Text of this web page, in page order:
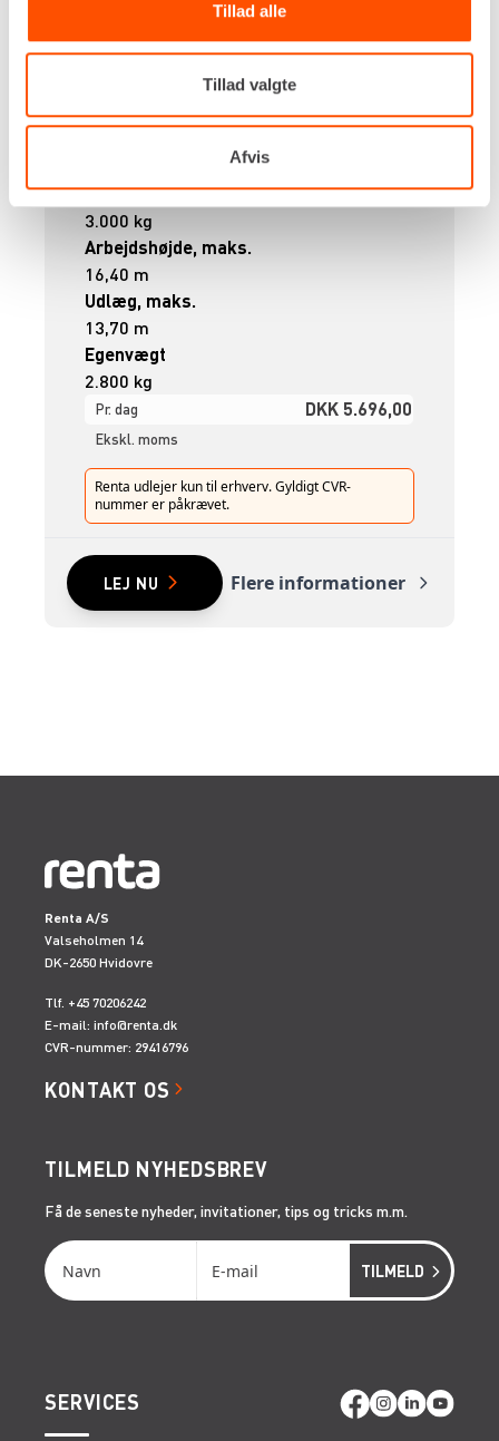
Tillad alle
Tillad valgte
Afvis
Kapacitet
3.000 kg
Arbejdshøjde, maks.
16,40 m
Udlæg, maks.
13,70 m
Egenvægt
2.800 kg
Pr. dag DKK 5.696,00
Ekskl. moms
Renta udlejer kun til erhverv. Gyldigt CVR-
nummer er påkrævet.
LEJ NU Flere informationer
Renta A/S
Valseholmen 14
DK-2650 Hvidovre
Tlf. +45 70206242
E-mail: info@renta.dk
CVR-nummer: 29416796
KONTAKT OS
TILMELD NYHEDSBREV
Få de seneste nyheder, invitationer, tips og tricks m.m.
SERVICES